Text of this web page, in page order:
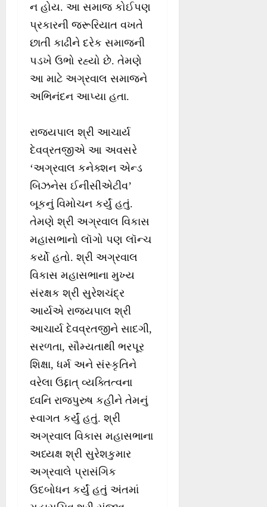
ન હોય. આ સમાજ કોઈપણ
પ્રકારની જરૂરિયાત વખતે
છાતી કાઢીને દરેક સમાજની
પડખે ઉભો રહ્યો છે. તેમણે
આ માટે અગ્રવાલ સમાજને
અભિનંદન આપ્યા હતા.
રાજ્યપાલ શ્રી આચાર્ય
દેવવ્રતજીએ આ અવસરે
‘અગ્રવાલ કનેક્શન એન્ડ
બિઝનેસ ઈનીસીએટીવ’
બૂકનું વિમોચન કર્યું હતું.
તેમણે શ્રી અગ્રવાલ વિકાસ
મહાસભાનો લૉગો પણ લૉન્ચ
કર્યો હતો. શ્રી અગ્રવાલ
વિકાસ મહાસભાના મુખ્ય
સંરક્ષક શ્રી સુરેશચંદ્ર
આર્યએ રાજ્યપાલ શ્રી
આચાર્ય દેવવ્રતજીને સાદગી,
સરળતા, સૌમ્યતાથી ભરપૂર
શિક્ષા, ધર્મ અને સંસ્કૃતિને
વરેલા ઉદ્દાત્ વ્યક્તિત્વના
ધ્વનિ રાજપુરુષ કહીને તેમનું
સ્વાગત કર્યું હતું. શ્રી
અગ્રવાલ વિકાસ મહાસભાના
અધ્યક્ષ શ્રી સુરેશકુમાર
અગ્રવાલે પ્રાસંગિક
ઉદબોધન કર્યું હતું અંતમાં